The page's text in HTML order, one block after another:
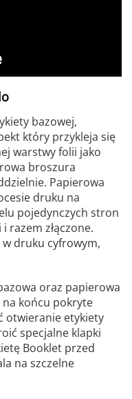
bazowej,
który przykleja się
warstwy folii jako
broszura
Papierowa
druku na
pojedynczych stron
razem złączone.
druku cyfrowym,
oraz papierowa
na końcu pokryte
otwieranie etykiety
specjalne klapki
Booklet przed
na szczelne